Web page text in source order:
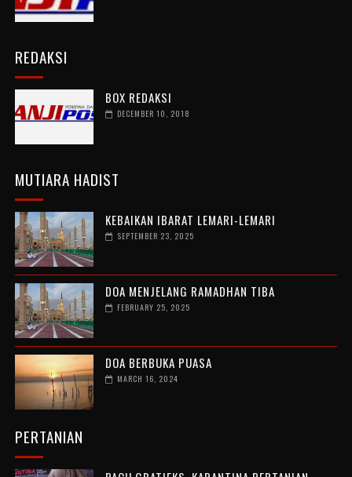
REDAKSI
BOX REDAKSI
DECEMBER 10, 2018
MUTIARA HADIST
KEBAIKAN IBARAT LEMARI-LEMARI
SEPTEMBER 23, 2025
DOA MENJELANG RAMADHAN TIBA
FEBRUARY 25, 2025
DOA BERBUKA PUASA
MARCH 16, 2024
PERTANIAN